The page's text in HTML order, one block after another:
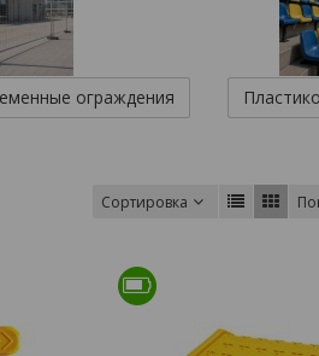
ограждения
Сортировка